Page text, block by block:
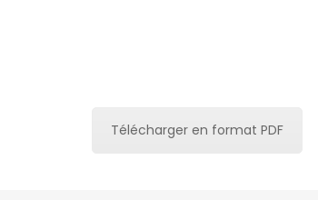
Télécharger en format PDF